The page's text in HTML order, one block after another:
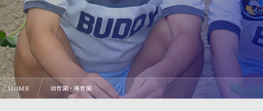
HOME 幼育園・保育園